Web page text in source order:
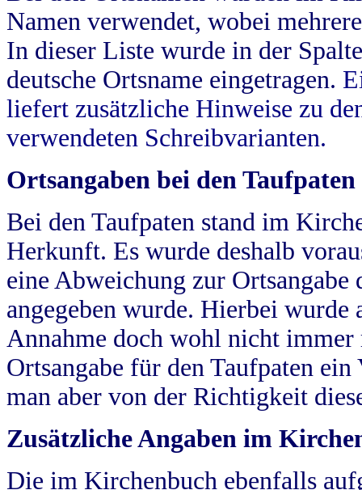
Namen verwendet, wobei
In dieser Liste wurde in der
deutsche Ortsname eingetragen.
liefert zusätzliche Hinweise zu
verwendeten Schreibvarianten.
Ortsangaben bei den Taufpaten
Bei den Taufpaten stand im
Herkunft. Es wurde deshalb
eine Abweichung zur
angegeben wurde. Hierbei wurde
Annahme doch wohl nicht
Ortsangabe für den Taufpaten
man aber von der Richtigkeit
Zusätzliche Angaben im
Die im Kirchenbuch ebenfalls